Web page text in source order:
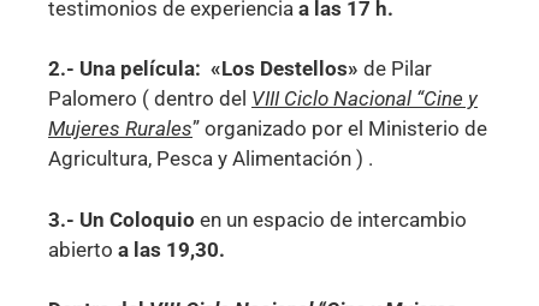
testimonios de experiencia a las 17 h.
2.- Una película: «Los Destellos» de Pilar
Palomero ( dentro del VIII Ciclo Nacional “Cine y
Mujeres Rurales” organizado por el Ministerio de
Agricultura, Pesca y Alimentación ) .
3.- Un Coloquio en un espacio de intercambio
abierto a las 19,30.